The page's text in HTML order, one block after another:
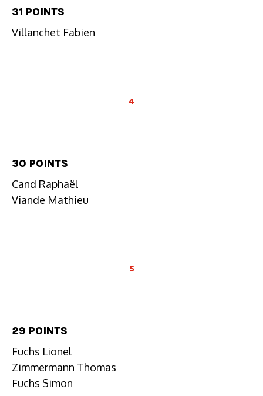
31 POINTS
Villanchet Fabien
4
30 POINTS
Cand Raphaël
Viande Mathieu
5
29 POINTS
Fuchs Lionel
Zimmermann Thomas
Fuchs Simon